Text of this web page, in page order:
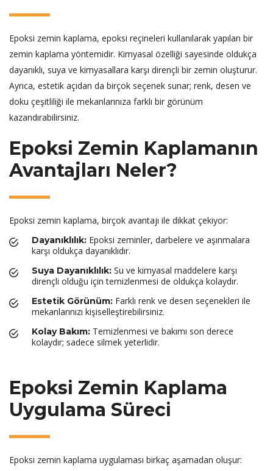
Epoksi zemin kaplama, epoksi reçineleri kullanılarak yapılan bir
zemin kaplama yöntemidir. Kimyasal özelliği sayesinde oldukça
dayanıklı, suya ve kimyasallara karşı dirençli bir zemin oluşturur.
Ayrıca, estetik açıdan da birçok seçenek sunar; renk, desen ve
doku çeşitliliği ile mekanlarınıza farklı bir görünüm
kazandırabilirsiniz.
Epoksi Zemin Kaplamanın
Avantajları Neler?
Epoksi zemin kaplama, birçok avantajı ile dikkat çekiyor:
Dayanıklılık: Epoksi zeminler, darbelere ve aşınmalara
karşı oldukça dayanıklıdır.
Suya Dayanıklılık: Su ve kimyasal maddelere karşı
dirençli olduğu için temizlenmesi de oldukça kolaydır.
Estetik Görünüm: Farklı renk ve desen seçenekleri ile
mekanlarınızı kişiselleştirebilirsiniz.
Kolay Bakım: Temizlenmesi ve bakımı son derece
kolaydır; sadece silmek yeterlidir.
Epoksi Zemin Kaplama
Uygulama Süreci
Epoksi zemin kaplama uygulaması birkaç aşamadan oluşur: